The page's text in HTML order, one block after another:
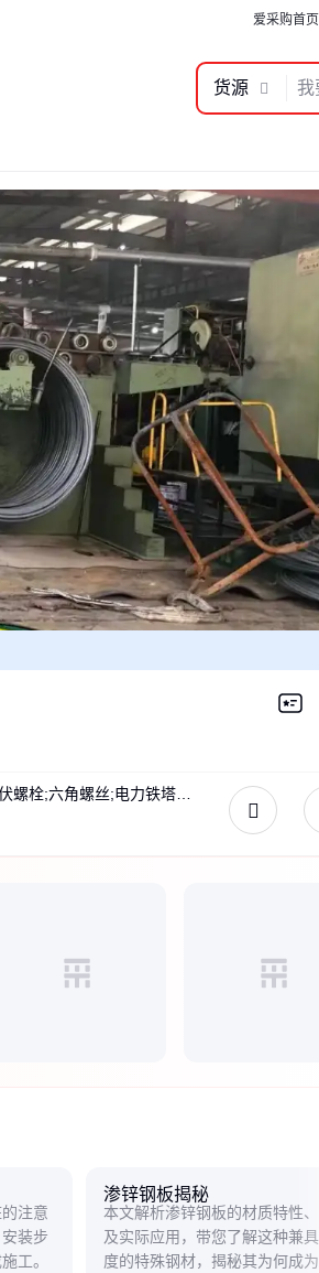
爱采购首页
货源
注意
装步
工。
渗锌钢板揭秘
本文解析渗锌钢板的材质特性、
及实际应用，带您了解这种兼具
度的特殊钢材，揭秘其为何成为